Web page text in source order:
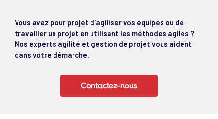
Vous avez pour projet d'agiliser vos équipes ou de
travailler un projet en utilisant les méthodes agiles ?
Nos experts agilité et gestion de projet vous aident
dans votre démarche.
Contactez-nous